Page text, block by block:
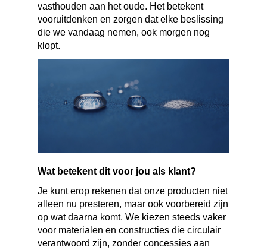
vasthouden aan het oude. Het betekent
vooruitdenken en zorgen dat elke beslissing
die we vandaag nemen, ook morgen nog
klopt.
Wat betekent dit voor jou als klant?
Je kunt erop rekenen dat onze producten niet
alleen nu presteren, maar ook voorbereid zijn
op wat daarna komt. We kiezen steeds vaker
voor materialen en constructies die circulair
verantwoord zijn, zonder concessies aan